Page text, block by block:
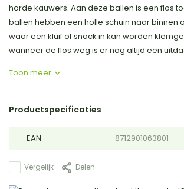
harde kauwers. Aan deze ballen is een flos
ballen hebben een holle schuin naar binnen
waar een kluif of snack in kan worden
wanneer de flos weg is er nog altijd een
Toon meer
Productspecificaties
EAN 8712901063801
Vergelijk Delen